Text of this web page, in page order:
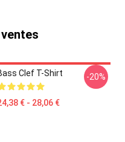
Clef T-Shirt
€ - 28,06 €
-20%